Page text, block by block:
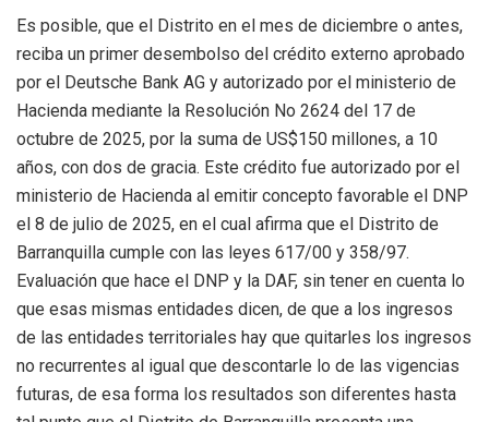
Es posible, que el Distrito en el mes de diciembre o antes,
reciba un primer desembolso del crédito externo aprobado
por el Deutsche Bank AG y autorizado por el ministerio de
Hacienda mediante la Resolución No 2624 del 17 de
octubre de 2025, por la suma de US$150 millones, a 10
años, con dos de gracia. Este crédito fue autorizado por el
ministerio de Hacienda al emitir concepto favorable el DNP
el 8 de julio de 2025, en el cual afirma que el Distrito de
Barranquilla cumple con las leyes 617/00 y 358/97.
Evaluación que hace el DNP y la DAF, sin tener en cuenta lo
que esas mismas entidades dicen, de que a los ingresos
de las entidades territoriales hay que quitarles los ingresos
no recurrentes al igual que descontarle lo de las vigencias
futuras, de esa forma los resultados son diferentes hasta